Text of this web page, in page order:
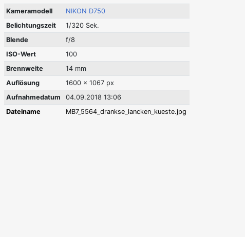
Kameramodell
NIKON D750
Belichtungszeit
1/320 Sek.
Blende
f/8
ISO-Wert
100
Brennweite
14 mm
Auflösung
1600 x 1067 px
Aufnahmedatum
04.09.2018 13:06
Dateiname
MB7_5564_drankse_lancken_kueste.jpg